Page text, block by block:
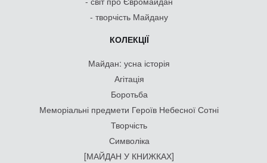
- творчість Майдану
КОЛЕКЦІЇ
Майдан: усна історія
Агітація
Боротьба
Меморіальні предмети Героїв Небесної Сотні
Творчість
Символіка
[МАЙДАН У КНИЖКАХ]